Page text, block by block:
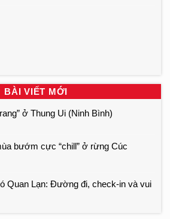
BÀI VIẾT MỚI
ở Thung Ui (Ninh Bình)
bướm cực “chill” ở rừng Cúc
Quan Lạn: Đường đi, check-in và vui